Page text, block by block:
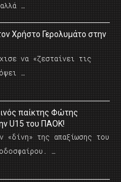
…
Χρήστο Γερολυμάτο στην
να «ζεσταίνει τις
…
παίκτης Φώτης
U15 του ΠΑΟΚ!
«δίνη» της απαξίωσης του
…